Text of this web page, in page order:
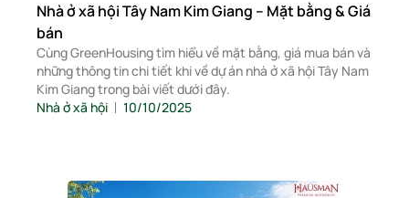
Nhà ở xã hội Tây Nam Kim Giang – Mặt bằng & Giá
bán
Cùng GreenHousing tìm hiểu về mặt bằng, giá mua bán và
những thông tin chi tiết khi về dự án nhà ở xã hội Tây Nam
Kim Giang trong bài viết dưới đây.
Nhà ở xã hội
10/10/2025